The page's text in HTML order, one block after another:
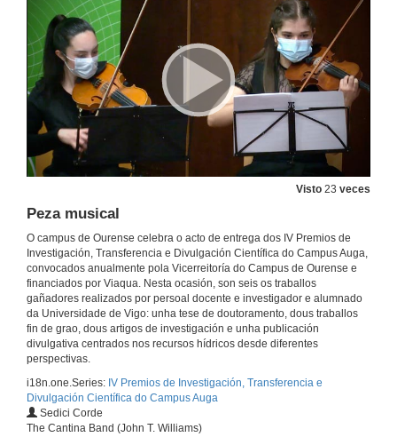
Visto 23 veces
Peza musical
O campus de Ourense celebra o acto de entrega dos IV Premios de
Investigación, Transferencia e Divulgación Científica do Campus Auga,
convocados anualmente pola Vicerreitoría do Campus de Ourense e
financiados por Viaqua. Nesta ocasión, son seis os traballos
gañadores realizados por persoal docente e investigador e alumnado
da Universidade de Vigo: unha tese de doutoramento, dous traballos
fin de grao, dous artigos de investigación e unha publicación
divulgativa centrados nos recursos hídricos desde diferentes
perspectivas.
i18n.one.Series: IV Premios de Investigación, Transferencia e
Divulgación Científica do Campus Auga
Sedici Corde
The Cantina Band (John T. Williams)
IV Premios de Investigación, Transferencia e Divulgación Científica do Campus Auga
Foron galardoados seis traballos de investigación, transferencia e divulgación científica
8 de abr. de 2022
Apertura musical